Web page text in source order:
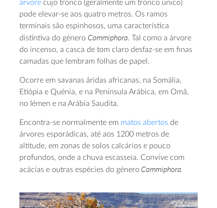
árvore cujo tronco (geralmente um tronco único)
pode elevar-se aos quatro metros. Os ramos
terminais são espinhosos, uma característica
distintiva do género Commiphora. Tal como a árvore
do incenso, a casca de tom claro desfaz-se em finas
camadas que lembram folhas de papel.
Ocorre em savanas áridas africanas, na Somália,
Etiópia e Quénia, e na Península Arábica, em Omã,
no Iémen e na Arábia Saudita.
Encontra-se normalmente em matos abertos de
árvores esporádicas, até aos 1200 metros de
altitude, em zonas de solos calcários e pouco
profundos, onde a chuva escasseia. Convive com
acácias e outras espécies do género Commiphora.